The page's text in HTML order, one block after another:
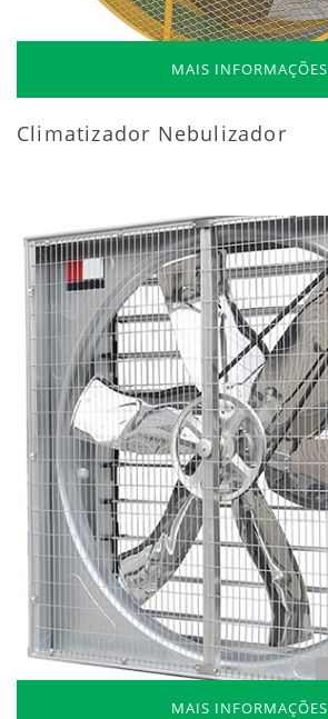
MAIS INFORMAÇÕES
Climatizador Nebulizador
MAIS INFORMAÇÕES